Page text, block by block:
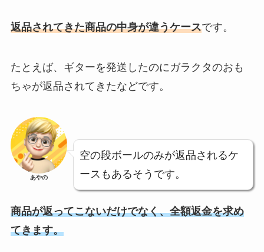
返品されてきた商品の中身が違うケースです。
たとえば、ギターを発送したのにガラクタのおも
ちゃが返品されてきたなどです。
あやの
空の段ボールのみが返品されるケ
ースもあるそうです。
商品が返ってこないだけでなく、全額返金を求め
てきます。